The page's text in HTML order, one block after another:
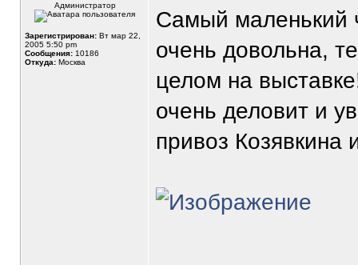
Администратор
Зарегистрирован: Вт мар 22,
2005 5:50 pm
Сообщения: 10186
Откуда: Москва
Самый маленький
очень довольна,
целом на
очень деловит и
привоз Козявкина